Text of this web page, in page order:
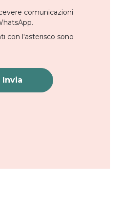
comunicazioni
con l'asterisco sono